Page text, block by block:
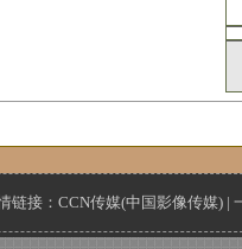
链接： CCN传媒(中国影像传媒) |